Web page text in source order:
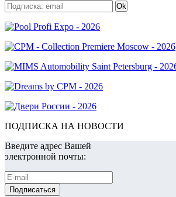
ПОДПИСКА НА НОВОСТИ
Введите адрес Вашей
электронной почты: